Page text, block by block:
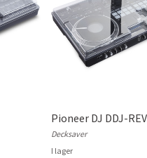
Pioneer DJ DDJ-
Decksaver
I lager